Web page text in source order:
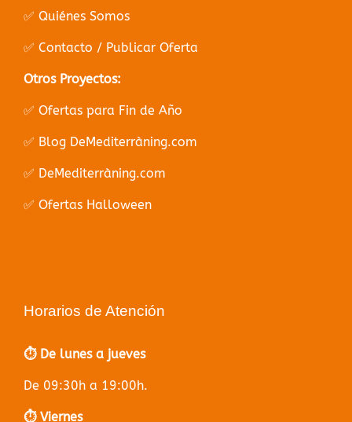
✅ Quiénes Somos
✅ Contacto / Publicar Oferta
Otros Proyectos:
✅ Ofertas para Fin de Año
✅ Blog DeMediterràning.com
✅ DeMediterràning.com
✅ Ofertas Halloween
Horarios de Atención
⏱️ De lunes a jueves
De 09:30h a 19:00h.
⏱️ Viernes